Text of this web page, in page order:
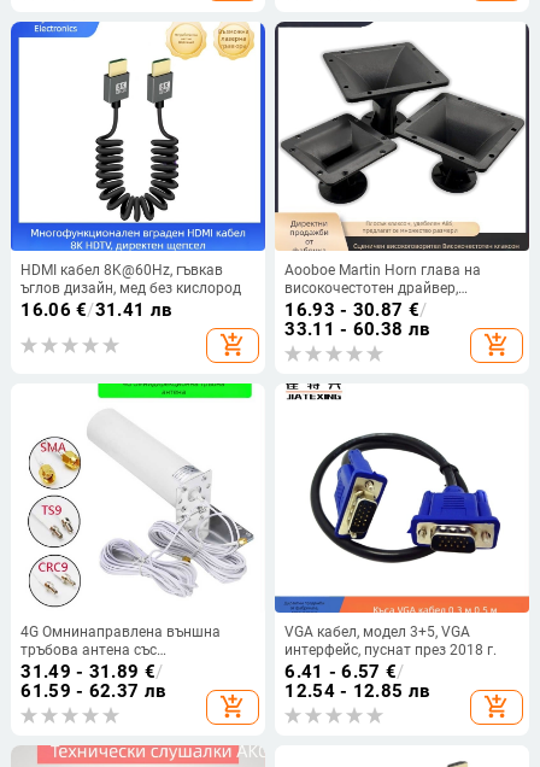
потребители: 1; Тегло: 990 g)
HDMI кабел 8K@60Hz, гъвкав
ъглов дизайн, мед без кислород
16.06 €/31.41 лв
add_shopping_cart
Aooboe Martin Horn глава на
високочестотен драйвер,
квадратен рог, гърло 26/38,
модел Mzb 001
16.93 - 30.87 €/
33.11 - 60.38 лв
add_shopping_cart
4G Омнинаправлена външна
тръбова антена със
SMA/TS9/CRC9 интерфейси за
рутери и мрежови карти
31.49 - 31.89 €/
61.59 - 62.37 лв
add_shopping_cart
VGA кабел, модел 3+5, VGA
интерфейс, пуснат през 2018 г.
6.41 - 6.57 €/
12.54 - 12.85 лв
add_shopping_cart